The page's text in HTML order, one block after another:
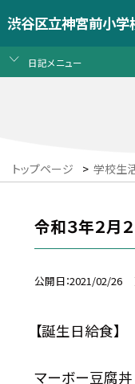
渋谷区立神宮前小学
日記メニュー
トップページ > 学校生
令和３年２月
公開日 2021/02/26
【誕生日給食】
マーボー豆腐丼